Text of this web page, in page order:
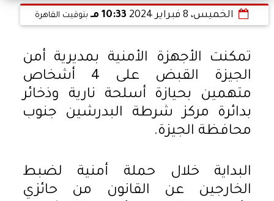
الخميس، 8 فبراير 2024 10:33 مـ بتوقيت القاهرة
تمكنت الأجهزة الأمنية بمديرية أمن
الجيزة القبض على 4 أشخاص
متهمين بحيازة أسلحة نارية وذخائر
بدائرة مركز شرطة البدرشين جنوب
محافظة الجيزة.
البداية خلال حملة أمنية لضبط
الخارجين عن القانون من حائزي